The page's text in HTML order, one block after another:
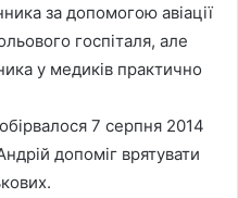
за допомогою авіації
госпіталя, але
у медиків практично
7 серпня 2014
допоміг врятувати